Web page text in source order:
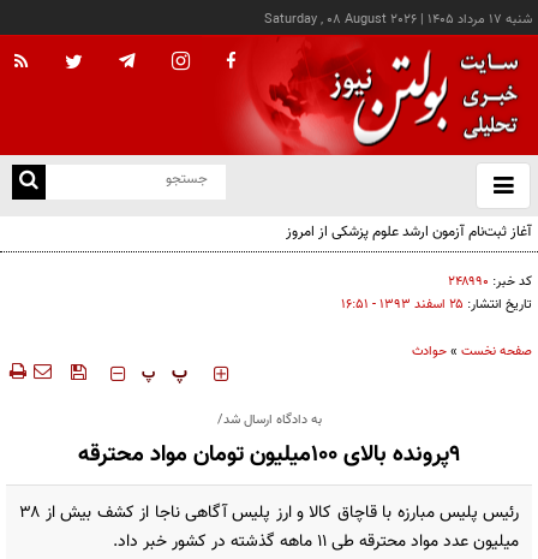
شنبه ۱۷ مرداد ۱۴۰۵ |
Saturday , 08 August 2026
باز
و
آغاز ثبت‌نام آزمون ارشد علوم پزشکی از امروز
کد خبر: ۲۴۸۹۹۰
تاریخ انتشار: ۲۵ اسفند ۱۳۹۳ - ۱۶:۵۱
صفحه نخست »حوادث
‍‍‍ پ پ
به دادگاه ارسال شد/
9پرونده بالای 100میلیون تومان مواد محترقه
رئیس پلیس مبارزه با قاچاق کالا و ارز پلیس آگاهی ناجا از کشف بیش از ۳۸
میلیون عدد مواد محترقه طی ۱۱ ماهه گذشته در کشور خبر داد.